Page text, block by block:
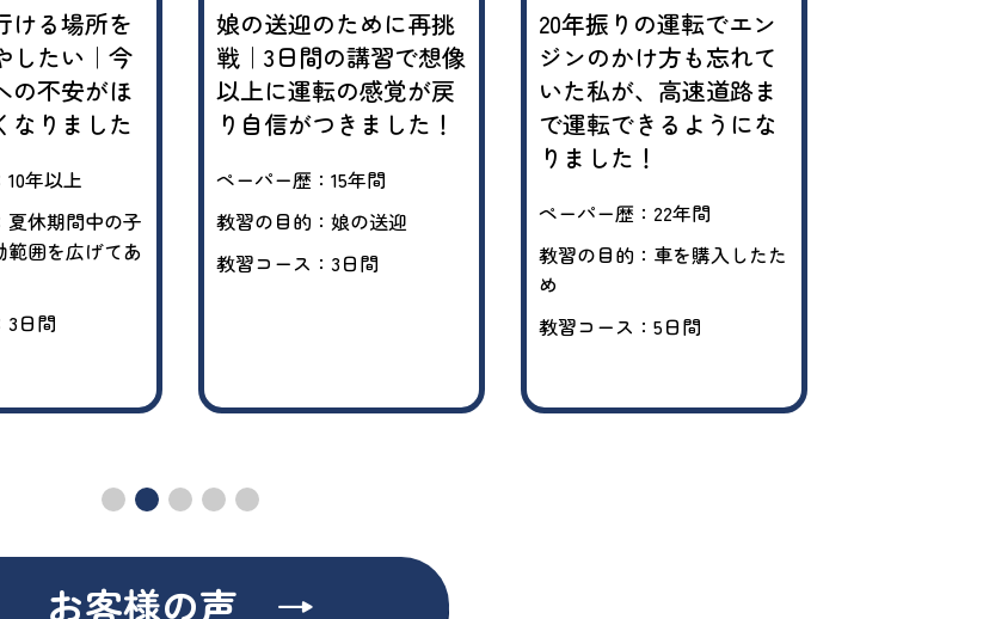
ける場所を
したい｜今
の不安がほ
なりました
年以上
夏休期間中の子
範囲を広げてあ
3日間
娘の送迎のために再挑
戦｜3日間の講習で想像
以上に運転の感覚が戻
り自信がつきました！
ペーパー歴：15年間
教習の目的：娘の送迎
教習コース：3日間
20年振りの運転でエン
ジンのかけ方も忘れて
いた私が、高速道路ま
で運転できるようにな
りました！
ペーパー歴：22年間
教習の目的：車を購入したた
め
教習コース：5日間
お客様の声 →